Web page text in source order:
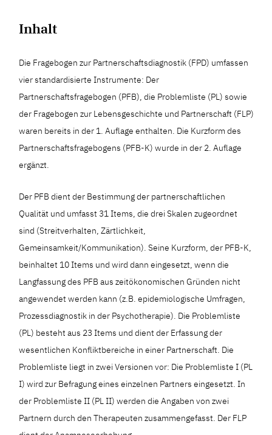
Inhalt
Die Fragebogen zur Partnerschaftsdiagnostik (FPD) umfassen
vier standardisierte Instrumente: Der
Partnerschaftsfragebogen (PFB), die Problemliste (PL) sowie
der Fragebogen zur Lebensgeschichte und Partnerschaft (FLP)
waren bereits in der 1. Auflage enthalten. Die Kurzform des
Partnerschaftsfragebogens (PFB-K) wurde in der 2. Auflage
ergänzt.
Der PFB dient der Bestimmung der partnerschaftlichen
Qualität und umfasst 31 Items, die drei Skalen zugeordnet
sind (Streitverhalten, Zärtlichkeit,
Gemeinsamkeit/Kommunikation). Seine Kurzform, der PFB-K,
beinhaltet 10 Items und wird dann eingesetzt, wenn die
Langfassung des PFB aus zeitökonomischen Gründen nicht
angewendet werden kann (z.B. epidemiologische Umfragen,
Prozessdiagnostik in der Psychotherapie). Die Problemliste
(PL) besteht aus 23 Items und dient der Erfassung der
wesentlichen Konfliktbereiche in einer Partnerschaft. Die
Problemliste liegt in zwei Versionen vor: Die Problemliste I (PL
I) wird zur Befragung eines einzelnen Partners eingesetzt. In
der Problemliste II (PL II) werden die Angaben von zwei
Partnern durch den Therapeuten zusammengefasst. Der FLP